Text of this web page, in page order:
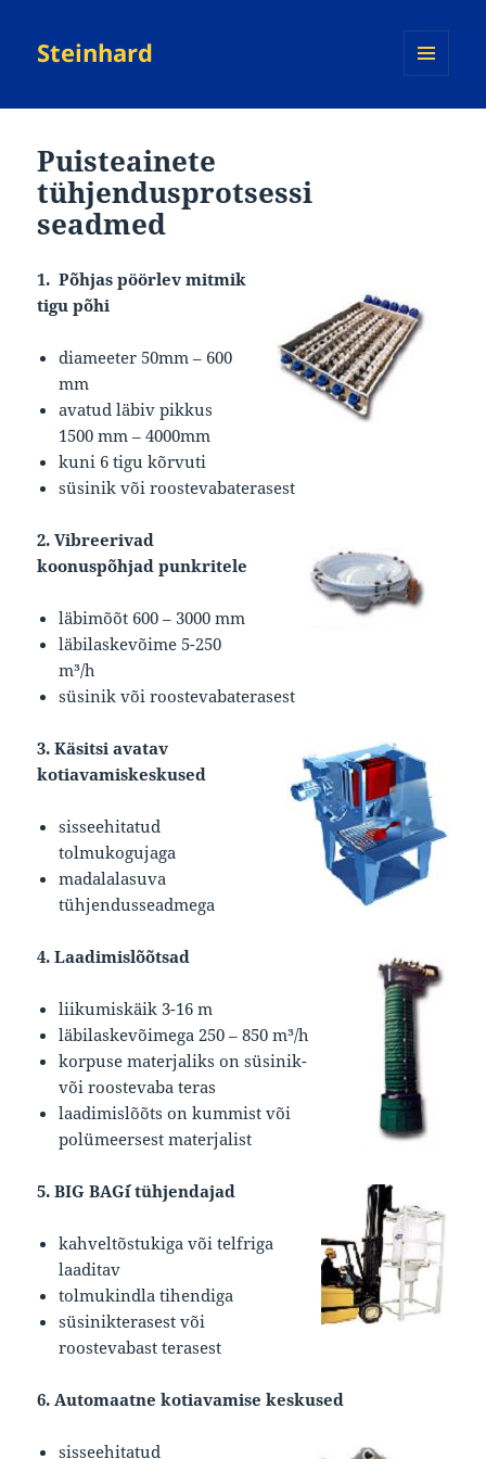
Steinhard
Puisteainete
tühjendusprotsessi
seadmed
1.Põhjas pöörlev mitmik
tigu põhi
diameeter 50mm – 600
mm
avatud läbiv pikkus
1500 mm – 4000mm
kuni 6 tigu kõrvuti
süsinik või roostevabaterasest
2. Vibreerivad
koonuspõhjad punkritele
läbimõõt 600 – 3000 mm
läbilaskevõime 5-250
m³/h
süsinik või roostevabaterasest
3. Käsitsi avatav
kotiavamiskeskused
sisseehitatud
tolmukogujaga
madalalasuva
tühjendusseadmega
4. Laadimislõõtsad
liikumiskäik 3-16 m
läbilaskevõimega 250 – 850 m³/h
korpuse materjaliks on süsinik-
või roostevaba teras
laadimislõõts on kummist või
polümeersest materjalist
5. BIG BAG´i tühjendajad
kahveltõstukiga või telfriga
laaditav
tolmukindla tihendiga
süsinikterasest või
roostevabast terasest
6. Automaatne kotiavamise keskused
sisseehitatud